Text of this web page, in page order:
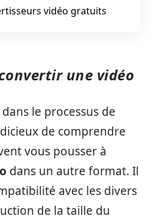
vidéo gratuits
une vidéo
le processus de
de comprendre
vous pousser à
dans un autre format. Il
avec les divers
de la taille du